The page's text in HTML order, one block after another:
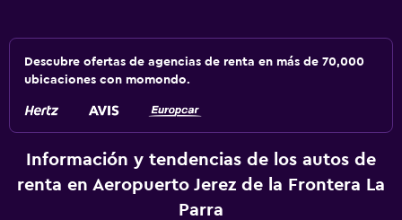
Descubre ofertas de agencias de renta en más de 70,000
ubicaciones con momondo.
Información y tendencias de los autos de
renta en Aeropuerto Jerez de la Frontera La
Parra